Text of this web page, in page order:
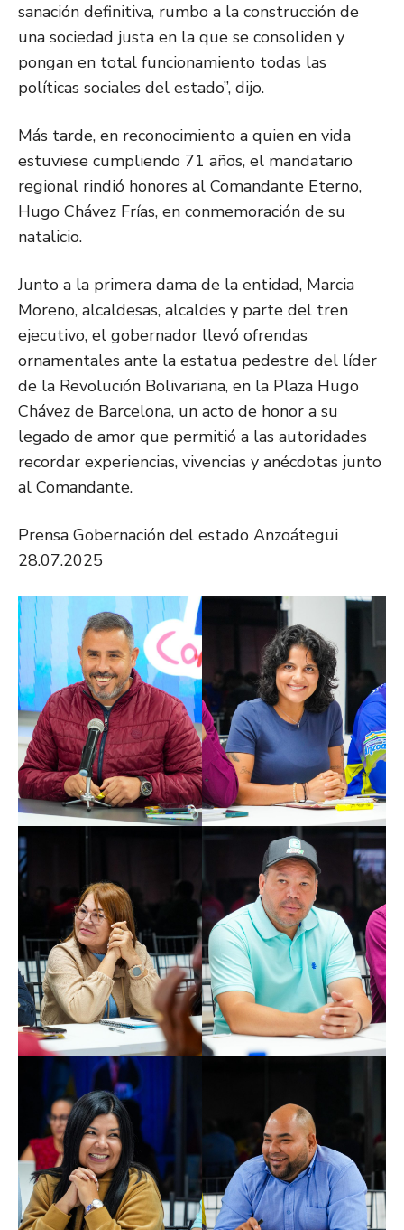
sanación definitiva, rumbo a la construcción de
una sociedad justa en la que se consoliden y
pongan en total funcionamiento todas las
políticas sociales del estado”, dijo.
Más tarde, en reconocimiento a quien en vida
estuviese cumpliendo 71 años, el mandatario
regional rindió honores al Comandante Eterno,
Hugo Chávez Frías, en conmemoración de su
natalicio.
Junto a la primera dama de la entidad, Marcia
Moreno, alcaldesas, alcaldes y parte del tren
ejecutivo, el gobernador llevó ofrendas
ornamentales ante la estatua pedestre del líder
de la Revolución Bolivariana, en la Plaza Hugo
Chávez de Barcelona, un acto de honor a su
legado de amor que permitió a las autoridades
recordar experiencias, vivencias y anécdotas junto
al Comandante.
Prensa Gobernación del estado Anzoátegui
28.07.2025